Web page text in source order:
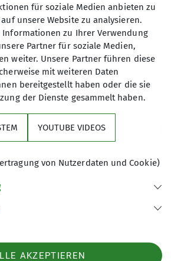
regelmäßig zwischen 10
- die Teilnahme ist
Alpenvereins e.V.
für soziale Medien anbieten zu
unsere Website zu analysieren.
zu Ihrer Verwendung
Partner für soziale Medien,
weiter. Unsere Partner führen diese
mit weiteren Daten
bereitgestellt haben oder die sie
der Dienste gesammelt haben.
YOUTUBE VIDEOS
von Nutzerdaten und Cookie)
AKZEPTIEREN